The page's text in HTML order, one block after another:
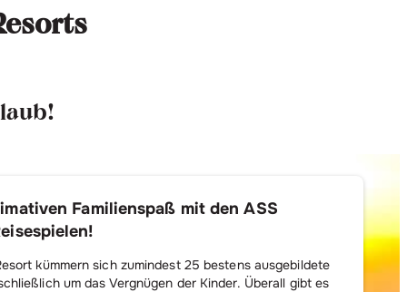
Familienspaß mit den ASS
kümmern sich zumindest 25 bestens ausgebildete
um das Vergnügen der Kinder. Überall gibt es